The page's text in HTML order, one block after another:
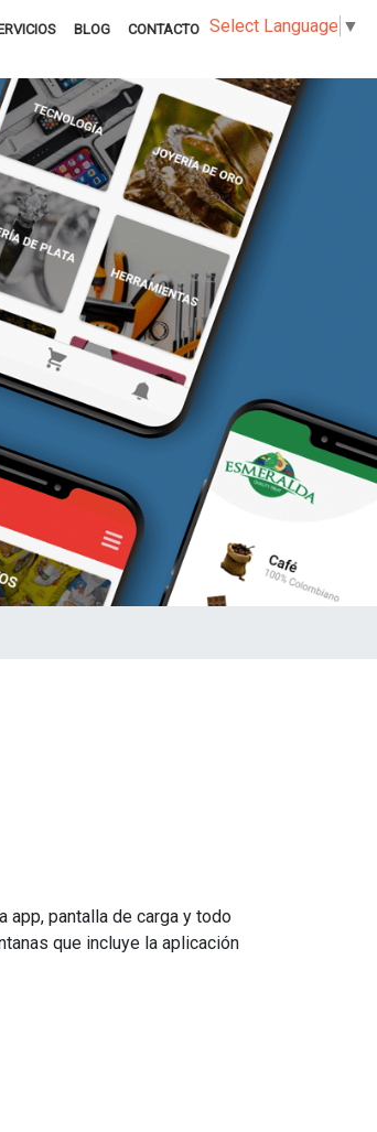
BLOG CONTACTO Select Language ▼
app, pantalla de carga y todo
que incluye la aplicación